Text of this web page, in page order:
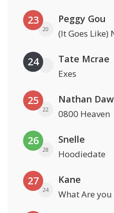
23
20
Peggy Gou
(It Goes Like)
24 Tate Mcrae
Exes
25
22 0800 Heaven
26
28
Snelle
Hoodiedate
27
24
Kane
What Are